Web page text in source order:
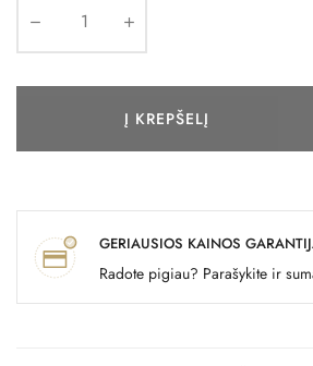
Į KREPŠELĮ
GERIAUSIOS KAINOS
Radote pigiau? Parašykite ir